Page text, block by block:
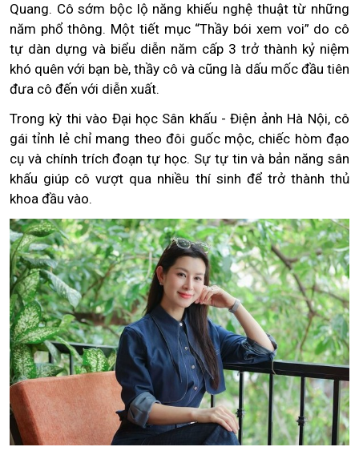
Quang. Cô sớm bộc lộ năng khiếu nghệ thuật từ những
năm phổ thông. Một tiết mục “Thầy bói xem voi” do cô
tự dàn dựng và biểu diễn năm cấp 3 trở thành kỷ niệm
khó quên với bạn bè, thầy cô và cũng là dấu mốc đầu tiên
đưa cô đến với diễn xuất.
Trong kỳ thi vào Đại học Sân khấu - Điện ảnh Hà Nội, cô
gái tỉnh lẻ chỉ mang theo đôi guốc mộc, chiếc hòm đạo
cụ và chính trích đoạn tự học. Sự tự tin và bản năng sân
khấu giúp cô vượt qua nhiều thí sinh để trở thành thủ
khoa đầu vào.